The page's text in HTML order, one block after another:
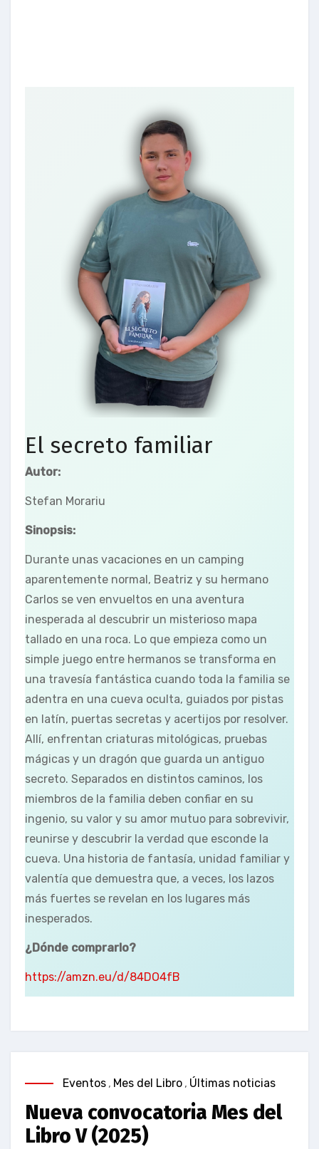
El secreto familiar
Autor:
Stefan Morariu
Sinopsis:
Durante unas vacaciones en un camping
aparentemente normal, Beatriz y su hermano
Carlos se ven envueltos en una aventura
inesperada al descubrir un misterioso mapa
tallado en una roca. Lo que empieza como un
simple juego entre hermanos se transforma en
una travesía fantástica cuando toda la familia se
adentra en una cueva oculta, guiados por pistas
en latín, puertas secretas y acertijos por resolver.
Allí, enfrentan criaturas mitológicas, pruebas
mágicas y un dragón que guarda un antiguo
secreto. Separados en distintos caminos, los
miembros de la familia deben confiar en su
ingenio, su valor y su amor mutuo para sobrevivir,
reunirse y descubrir la verdad que esconde la
cueva. Una historia de fantasía, unidad familiar y
valentía que demuestra que, a veces, los lazos
más fuertes se revelan en los lugares más
inesperados.
¿Dónde comprarlo?
https://amzn.eu/d/84DO4fB
Eventos , Mes del Libro , Últimas noticias
Nueva convocatoria Mes del
Libro V (2025)